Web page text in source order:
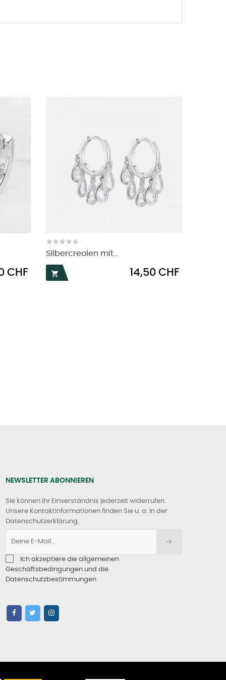
CHF
Silbercreolen mit...

Preis
14,50 CHF
NEWSLETTER ABONNIEREN
Sie können Ihr Einverständnis jederzeit widerrufen.
Unsere Kontaktinformationen finden Sie u. a. in der
Datenschutzerklärung.
Ich akzeptiere die allgemeinen
Geschäftsbedingungen und die
Datenschutzbestimmungen